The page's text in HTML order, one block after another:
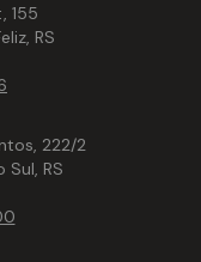
155
RS
222/2
Sul, RS